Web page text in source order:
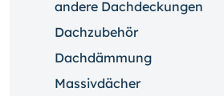
andere Dachdeckungen
Dachzubehör
Dachdämmung
Massivdächer